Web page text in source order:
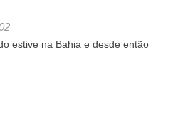
estive na Bahia e desde então